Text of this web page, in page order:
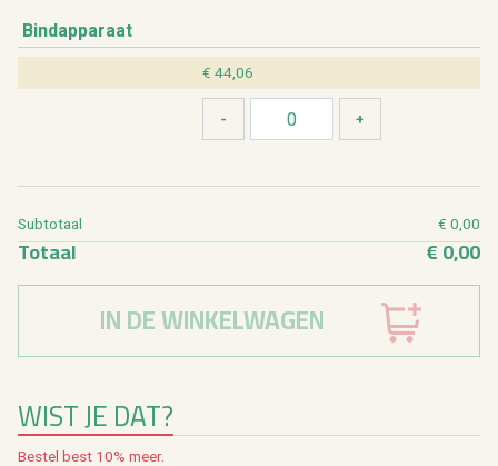
Bind­ap­pa­raat
€ 44,06
WIST JE DAT?
Be­stel best 10% meer.
Sub­to­taal € 0,00
To­taal € 0,00
IN DE WINKELWAGEN